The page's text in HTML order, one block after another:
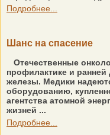
Подробнее...
Шанс на спасение
Отечественные
профилактике и ранней
железы. Медики
оборудованию,
агентства атомной
жизней ...
Подробнее...